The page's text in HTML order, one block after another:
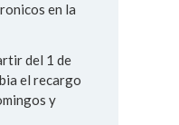
en la
del 1 de
el recargo
y